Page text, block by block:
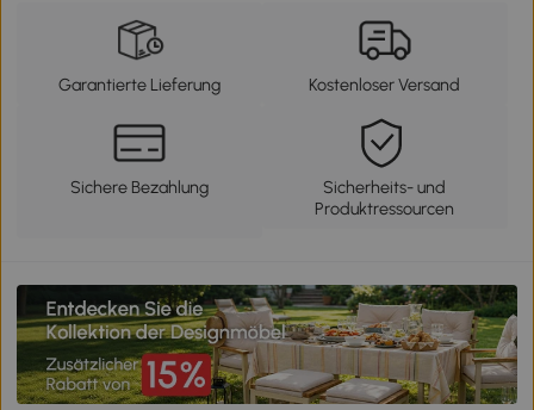
Garantierte Lieferung Kostenloser Versand
Sichere Bezahlung
Sicherheits- und
Produktressourcen